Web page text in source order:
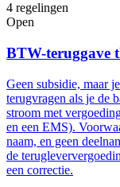
4 regelingen
Open
BTW-teruggave
Geen subsidie, maar
terugvragen als je de
stroom met
en een EMS).
naam, en geen
de
een correctie.